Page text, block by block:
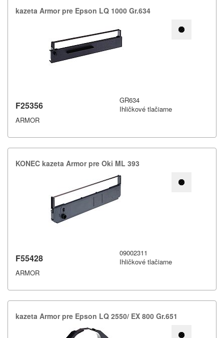
kazeta Armor pre Epson LQ 1000 Gr.​634
F25356
ARMOR
GR634
Ihličkové tlačiarne
KONEC kazeta Armor pre Oki ML 393
F55428
ARMOR
09002311
Ihličkové tlačiarne
kazeta Armor pre Epson LQ 2550/​ EX 800 Gr.​651